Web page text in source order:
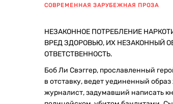
СОВРЕМЕННАЯ ЗАРУБЕЖНАЯ ПРОЗА
НЕЗАКОННОЕ ПОТРЕБЛЕНИЕ
ВРЕД ЗДОРОВЬЮ, ИХ НЕЗАКОННЫЙ
ОТВЕТСТВЕННОСТЬ.
Боб Ли Свэггер, прославленный
в отставку, ведет уединенный
журналист, задумавший написать